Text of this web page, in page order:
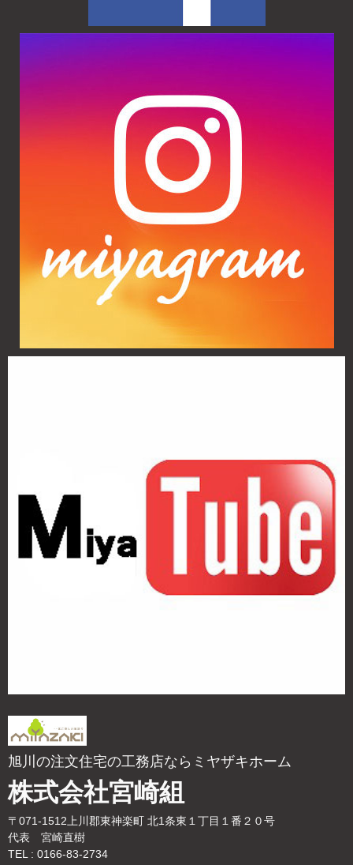
旭川の注文住宅の工務店ならミヤザキホーム
株式会社宮崎組
〒071-1512上川郡東神楽町 北1条東１丁目１番２０号
代表 宮崎直樹
TEL : 0166-83-2734